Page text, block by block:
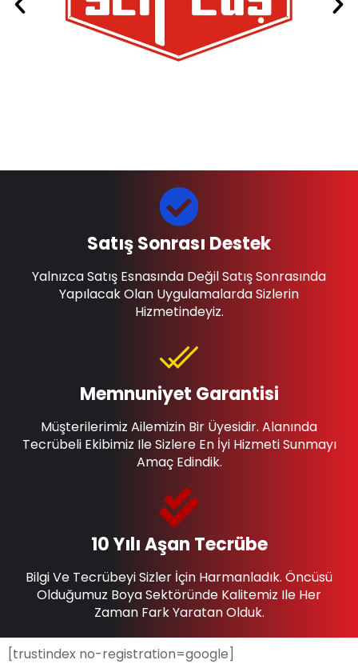
10 Yılı Aşan Tecrübe
Bilgi Ve Tecrübeyi Sizler İçin Harmanladık. Öncüsü
Olduğumuz Boya Sektöründe Kalitemiz Ile Her
Zaman Fark Yaratan Olduk.
Memnuniyet Garantisi
Müşterilerimiz Ailemizin Bir Üyesidir. Alanında
Tecrübeli Ekibimiz Ile Sizlere En İyi Hizmeti Sunmayı
Amaç Edindik.
Satış Sonrası Destek
Yalnızca Satış Esnasında Değil Satış Sonrasında
Yapılacak Olan Uygulamalarda Sizlerin
Hizmetindeyiz.
[trustindex no-registration=google]